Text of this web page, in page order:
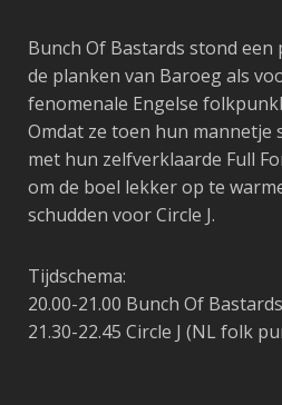
Bunch Of Bastards stond een
de planken van Baroeg als
fenomenale Engelse
Omdat ze toen hun mannetje
met hun zelfverklaarde Full
om de boel lekker op te
schudden voor Circle J.
Tijdschema:
20.00-21.00 Bunch Of
21.30-22.45 Circle J (NL folk